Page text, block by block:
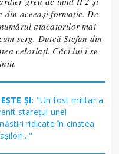
aceeași formație. De
atacatorilor mai
serg. Dutcă Ștefan din
celorlați. Căci lui i se
ȘI: "Un fost militar a
starețul unei
ridicate în cinstea